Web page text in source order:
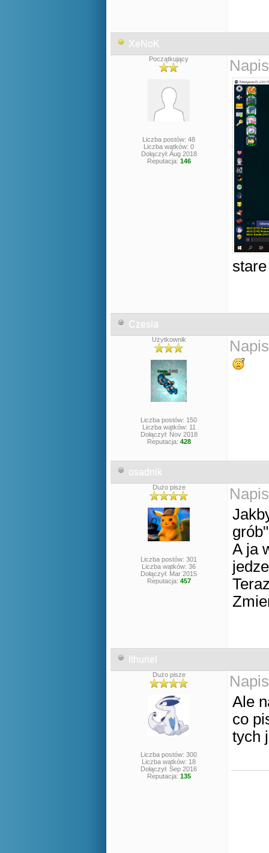
XeNoK
Początkujący
Liczba postów: 48
Liczba wątków: 0
Dołączył: Aug 2018
Reputacja: 146
Czesia
Użytkownik
Liczba postów: 150
Liczba wątków: 11
Dołączył: Nov 2018
Reputacja: 428
osadnik
Dużo pisze
Liczba postów: 301
Liczba wątków: 36
Dołączył: Mar 2015
Reputacja: 457
A ja
Ithuriel
Dużo pisze
Liczba postów: 300
Liczba wątków: 18
Dołączył: Sep 2016
Reputacja: 135
Ale
co
tych